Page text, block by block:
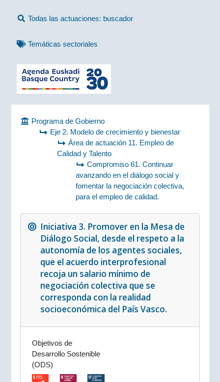
Todas las actuaciones: buscador
Temáticas sectoriales
Programa de Gobierno
Eje 2. Modelo de crecimiento y bienestar
Área de actuación 11. Empleo de
Calidad y Talento
Compromiso 61. Continuar
avanzando en el diálogo social y
fomentar la negociación colectiva,
para el empleo de calidad.
Iniciativa 3. Promover en la Mesa de
Diálogo Social, desde el respeto a la
autonomía de los agentes sociales,
que el acuerdo interprofesional
recoja un salario mínimo de
negociación colectiva que se
corresponda con la realidad
socioeconómica del País Vasco.
Objetivos de
Desarrollo Sostenible
(ODS)